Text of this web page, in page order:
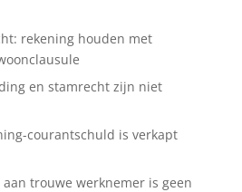
rekening houden met
en stamrecht zijn niet
courantschuld is verkapt
trouwe werknemer is geen